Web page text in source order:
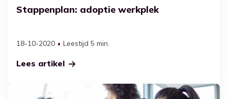
Stappenplan: adoptie werkplek
18-10-2020 Leestijd 5 min.
Lees artikel